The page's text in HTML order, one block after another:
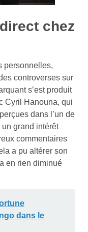
chez
personnelles,
controverses sur
s’est produit
Cyril Hanouna, qui
dans l’un de
grand intérêt
commentaires
a pu altérer son
en rien diminué
dans le